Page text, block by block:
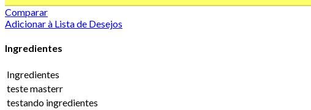
Comparar
Adicionar à Lista de Desejos
Ingredientes
Ingredientes
teste masterr
testando ingredientes